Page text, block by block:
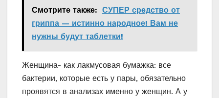
Смотрите также: СУПЕР средство от
гриппа — истинно народное! Вам не
нужны будут таблетки!
Женщина- как лакмусовая бумажка: все
бактерии, которые есть у пары, обязательно
проявятся в анализах именно у женщин. А у